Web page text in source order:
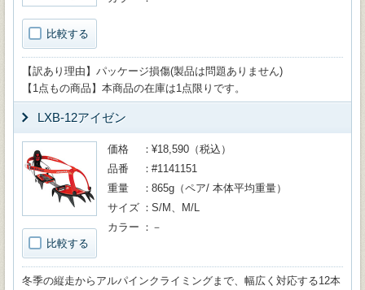
比較する
【訳あり理由】パッケージ損傷(製品は問題ありません)
【1点もの商品】本商品の在庫は1点限りです。
LXB-12アイゼン
比較する
価格
¥18,590（税込）
品番
#1141151
重量
865g（ペア/ 本体平均重量）
サイズ
S/M、M/L
カラー
－
冬季の縦走からアルパインクライミングまで、幅広く対応する12本